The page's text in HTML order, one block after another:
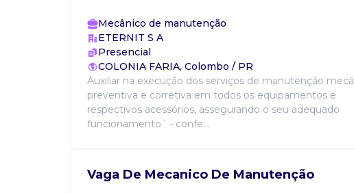
Mecânico de manutenção
ETERNIT S A
Presencial
COLONIA FARIA, Colombo / PR
Auxiliar na execução dos serviços de manutenção
preventiva e corretiva em todos os equipamentos e
respectivos acessórios, assegurando o seu adequado
funcionamento´ - confe...
Vaga De Mecanico De Manutenção